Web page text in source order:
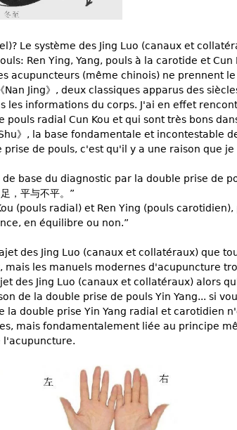
Le système des Jing Luo (canaux et
Ren Ying, Yang, pouls à la carotide et Cun
acupuncteurs (même chinois) ne prennent
Jing》, deux classiques apparus des
les informations du corps. J'ai en effet
radial Cun Kou et qui sont très bons
》, la base fondamentale et incontestable
de pouls, c'est qu'il y a une raison que je
base du diagnostic par la double prise de
，平与不平。”
(pouls radial) et Ren Ying (pouls
en équilibre ou non.”
des Jing Luo (canaux et collatéraux) que
les manuels modernes d'acupuncture
des Jing Luo (canaux et collatéraux) alors
de la double prise de pouls Yin Yang... si
la double prise Yin Yang radial et carotidien
mais fondamentalement liée au principe
l'acupuncture.